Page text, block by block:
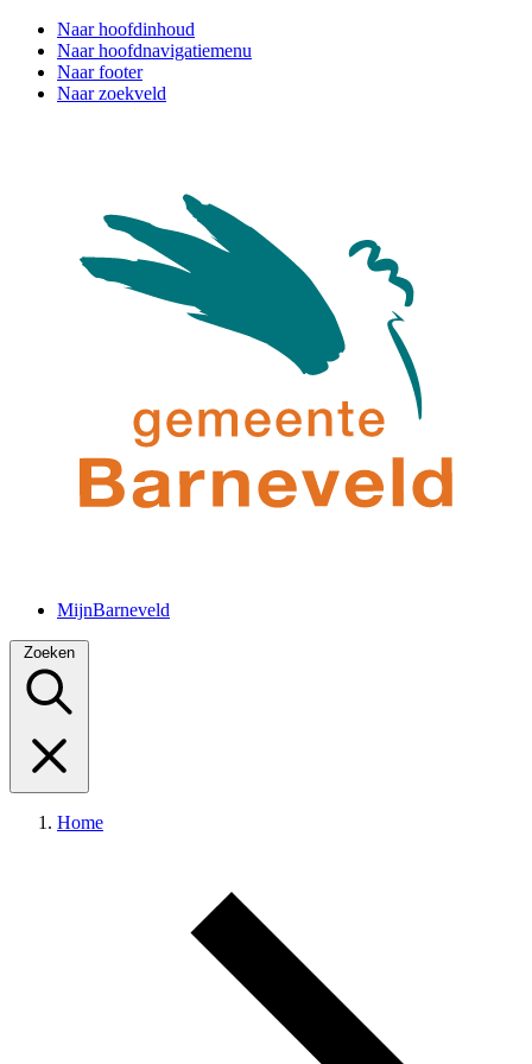
Naar hoofdinhoud
Naar hoofdnavigatiemenu
Naar footer
Naar zoekveld
MijnBarneveld
Zoeken
Home